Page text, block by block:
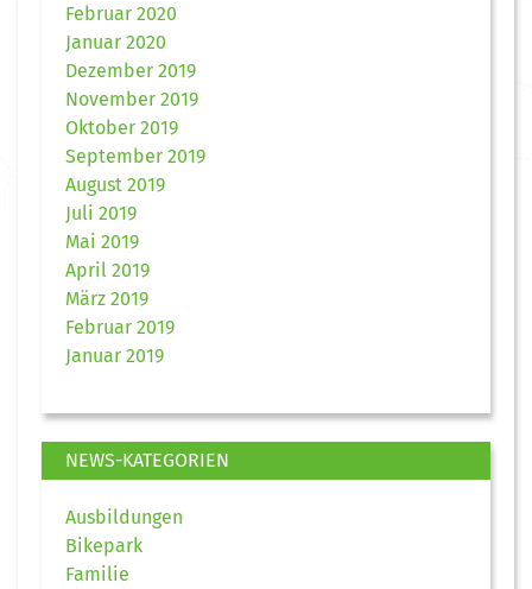
Februar 2020
Januar 2020
Dezember 2019
November 2019
Oktober 2019
September 2019
August 2019
Juli 2019
Mai 2019
April 2019
März 2019
Februar 2019
Januar 2019
NEWS-KATEGORIEN
Ausbildungen
Bikepark
Familie